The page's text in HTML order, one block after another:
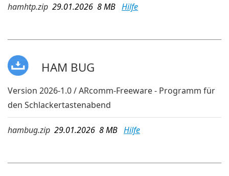
hamhtp.zip 29.01.2026 8 MB Hilfe
HAM BUG
Version 2026-1.0 / ARcomm-Freeware - Programm für
den Schlackertastenabend
hambug.zip 29.01.2026 8 MB Hilfe